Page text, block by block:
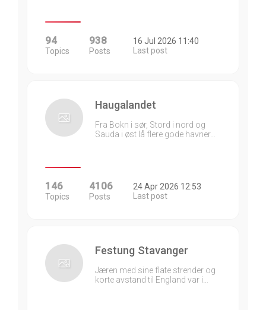
94
Topics
938
Posts
16 Jul 2026 11:40
Last post
Haugalandet
Fra Bokn i sør, Stord i nord og
Sauda i øst lå flere gode havner…
146
Topics
4106
Posts
24 Apr 2026 12:53
Last post
Festung Stavanger
Jæren med sine flate strender og
korte avstand til England var i…